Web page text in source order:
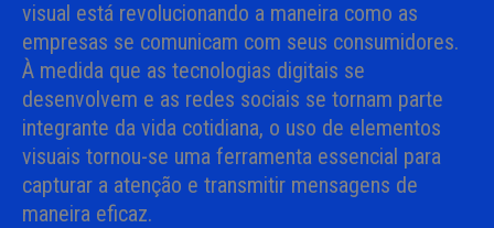
visual está revolucionando a maneira como as
empresas se comunicam com seus consumidores.
À medida que as tecnologias digitais se
desenvolvem e as redes sociais se tornam parte
integrante da vida cotidiana, o uso de elementos
visuais tornou-se uma ferramenta essencial para
capturar a atenção e transmitir mensagens de
maneira eficaz.